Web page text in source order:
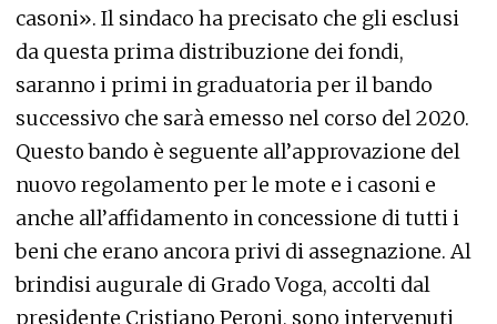
casoni». Il sindaco ha precisato che gli esclusi
da questa prima distribuzione dei fondi,
saranno i primi in graduatoria per il bando
successivo che sarà emesso nel corso del 2020.
Questo bando è seguente all’approvazione del
nuovo regolamento per le mote e i casoni e
anche all’affidamento in concessione di tutti i
beni che erano ancora privi di assegnazione. Al
brindisi augurale di Grado Voga, accolti dal
presidente Cristiano Peroni, sono intervenuti